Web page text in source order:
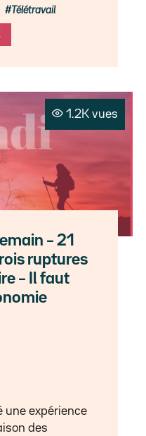
Télétravail
1.2K vues
– 21
ruptures
– Il faut
une expérience
des